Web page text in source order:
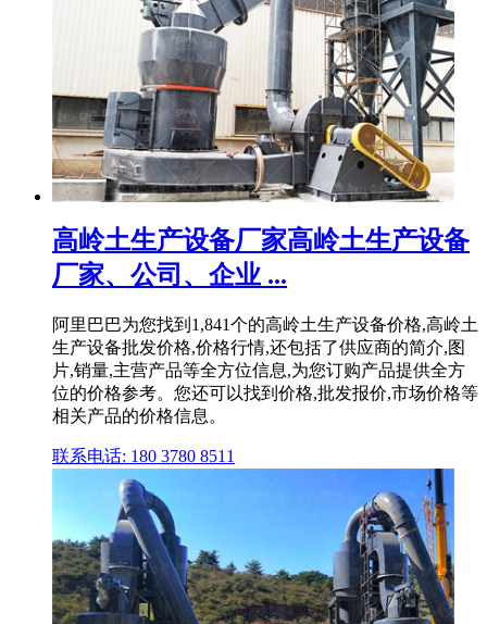
高岭土生产设备厂家高岭土生产设备
厂家、公司、企业 ...
阿里巴巴为您找到1,841个的高岭土生产设备价格,高岭土
生产设备批发价格,价格行情,还包括了供应商的简介,图
片,销量,主营产品等全方位信息,为您订购产品提供全方
位的价格参考。您还可以找到价格,批发报价,市场价格等
相关产品的价格信息。
联系电话: 180 3780 8511